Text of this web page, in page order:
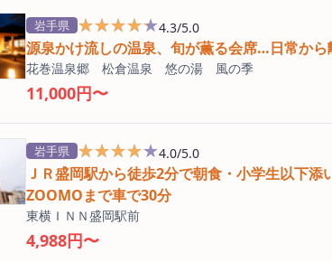
岩手県 ★★★★★
★★★★★4.3/5.0
源泉かけ流しの温泉、旬が薫る会席…日常か
花巻温泉郷 松倉温泉 悠の湯 風の季
11,000円〜
岩手県 ★★★★★
★★★★★4.0/5.0
ＪＲ盛岡駅から徒歩2分で朝食・小学生以下
ZOOMOまで車で30分
東横ＩＮＮ盛岡駅前
4,988円〜